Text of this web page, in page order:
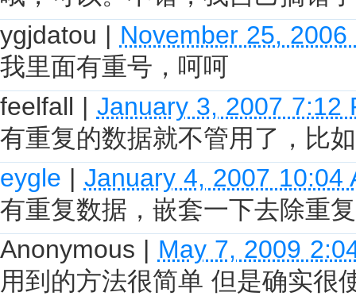
ygjdatou | November 25,
我里面有重号，呵呵
feelfall | January 3, 2007 7:12
有重复的数据就不管用了，比
eygle | January 4, 2007 10:04
有重复数据，嵌套一下去除重
Anonymous | May 7, 2009
用到的方法很简单 但是确实很